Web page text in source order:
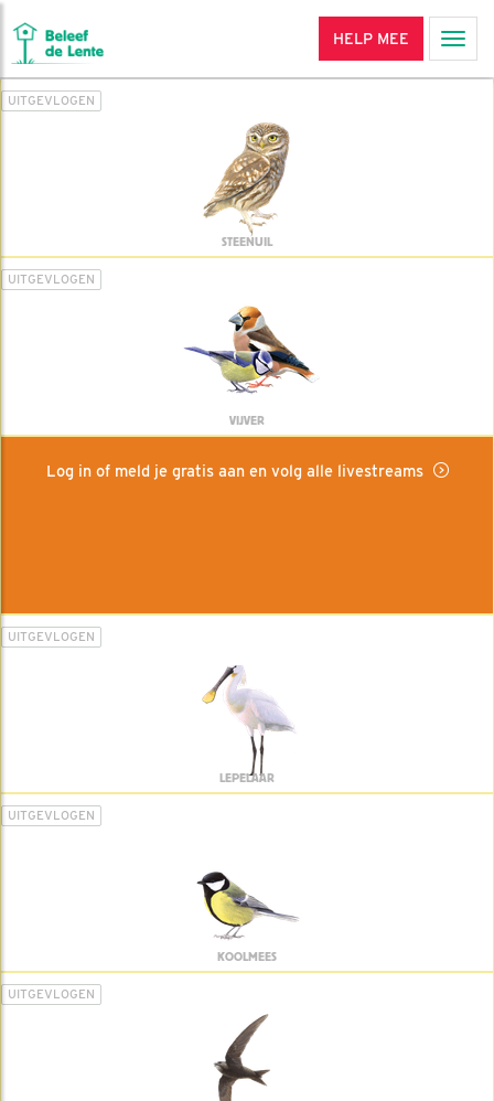
HELP MEE
UITGEVLOGEN
STEENUIL
UITGEVLOGEN
VIJVER
Log in of meld je gratis aan en volg alle livestreams
UITGEVLOGEN
LEPELAAR
UITGEVLOGEN
KOOLMEES
UITGEVLOGEN